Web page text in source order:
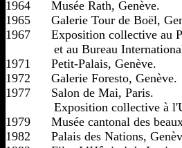
1964      Musée Rath, Genève.
1965      Galerie Tour de Boël,
1967      Exposition collective au
et au Bureau
1971      Petit-Palais, Genève.
1972      Galerie Foresto, Genève.
1977      Salon de Mai, Paris.
Exposition collective
1979      Musée cantonal des
1982      Palais des Nations,